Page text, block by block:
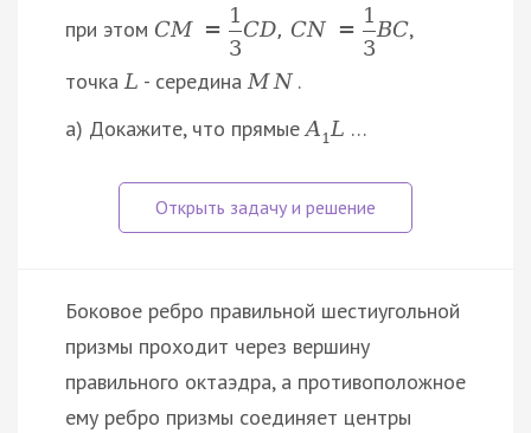
при этом CM =
1
3
CD, CN =
1
3
BC,
точкаL - серединаM N .
а) Докажите, что прямыеA 1L …
Боковое ребро правильной шестиугольной
призмы проходит через вершину
правильного октаэдра, а противоположное
ему ребро призмы соединяет центры